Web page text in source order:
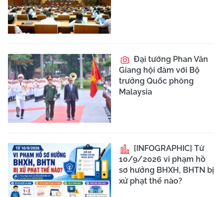
Đại tướng Phan Văn
Giang hội đàm với Bộ
trưởng Quốc phòng
Malaysia
[INFOGRAPHIC] Từ
10/9/2026 vi phạm hồ
sơ hưởng BHXH, BHTN bị
xử phạt thế nào?